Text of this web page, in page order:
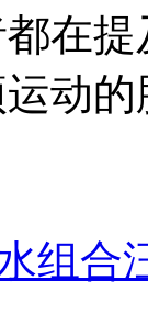
在
动的
组合